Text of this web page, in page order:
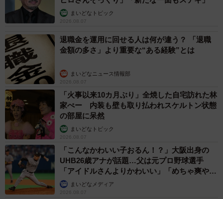
まいどなトピック
2026.08.07
退職金を運用に回せる人は何が違う？ 「退職
金額の多さ」より重要な“ある経験”とは
まいどなニュース情報部
2026.08.07
「火事以来10カ月ぶり」全焼した自宅訪れた林
家ぺー 内装も壁も取り払われスケルトン状態
の部屋に呆然
まいどなトピック
2026.08.07
「こんなかわいい子おるん！？」大阪出身の
UHB26歳アナが話題…父は元プロ野球選手
「アイドルさんよりかわいい」「めちゃ爽や
か」まいどなメディア
2026.08.07